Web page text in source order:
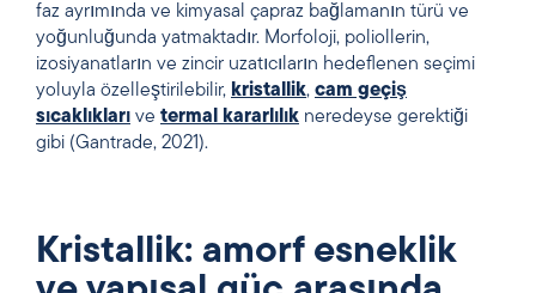
faz ayrımında ve kimyasal çapraz bağlamanın türü ve
yoğunluğunda yatmaktadır. Morfoloji, poliollerin,
izosiyanatların ve zincir uzatıcıların hedeflenen seçimi
yoluyla özelleştirilebilir, kristallik, cam geçiş
sıcaklıkları ve termal kararlılık neredeyse gerektiği
gibi (Gantrade, 2021).
Kristallik: amorf esneklik